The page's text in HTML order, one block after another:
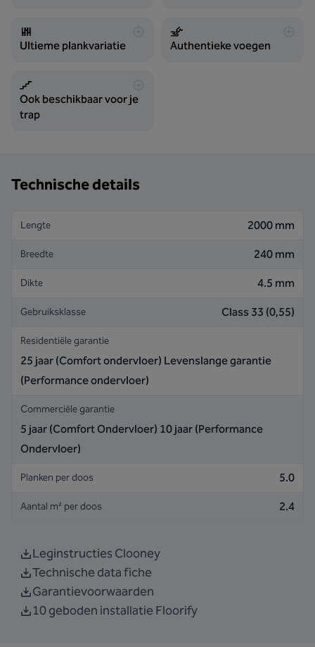
Ultieme plankvariatie Authentieke voegen
Ook beschikbaar voor je
trap
Technische details
Lengte 2000 mm
Breedte 240 mm
Dikte 4.5 mm
Gebruiksklasse Class 33 (0,55)
Residentiële garantie
25 jaar (Comfort ondervloer) Levenslange garantie
(Performance ondervloer)
Commerciële garantie
5 jaar (Comfort Ondervloer) 10 jaar (Performance
Ondervloer)
Planken per doos 5.0
Aantal m² per doos 2.4
Leginstructies Clooney
Technische data fiche
Garantievoorwaarden
10 geboden installatie Floorify